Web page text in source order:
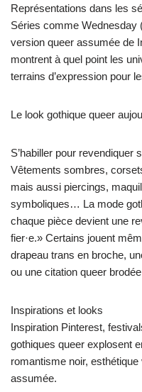
Représentations dans les
Séries comme Wednesday
version queer assumée de
montrent à quel point les
terrains d’expression pour
Le look gothique queer
S’habiller pour revendiquer
Vêtements sombres,
mais aussi piercings,
symboliques… La mode
chaque pièce devient une
fier·e.» Certains jouent
drapeau trans en broche,
ou une citation queer
Inspirations et looks
Inspiration Pinterest,
gothiques queer explosent
romantisme noir,
assumée.